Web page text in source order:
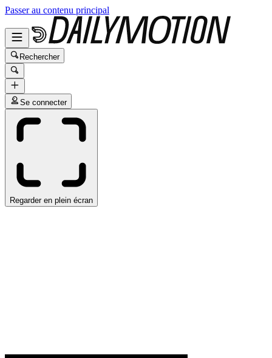
Passer au contenu principal
Rechercher
Se connecter
Regarder en plein écran